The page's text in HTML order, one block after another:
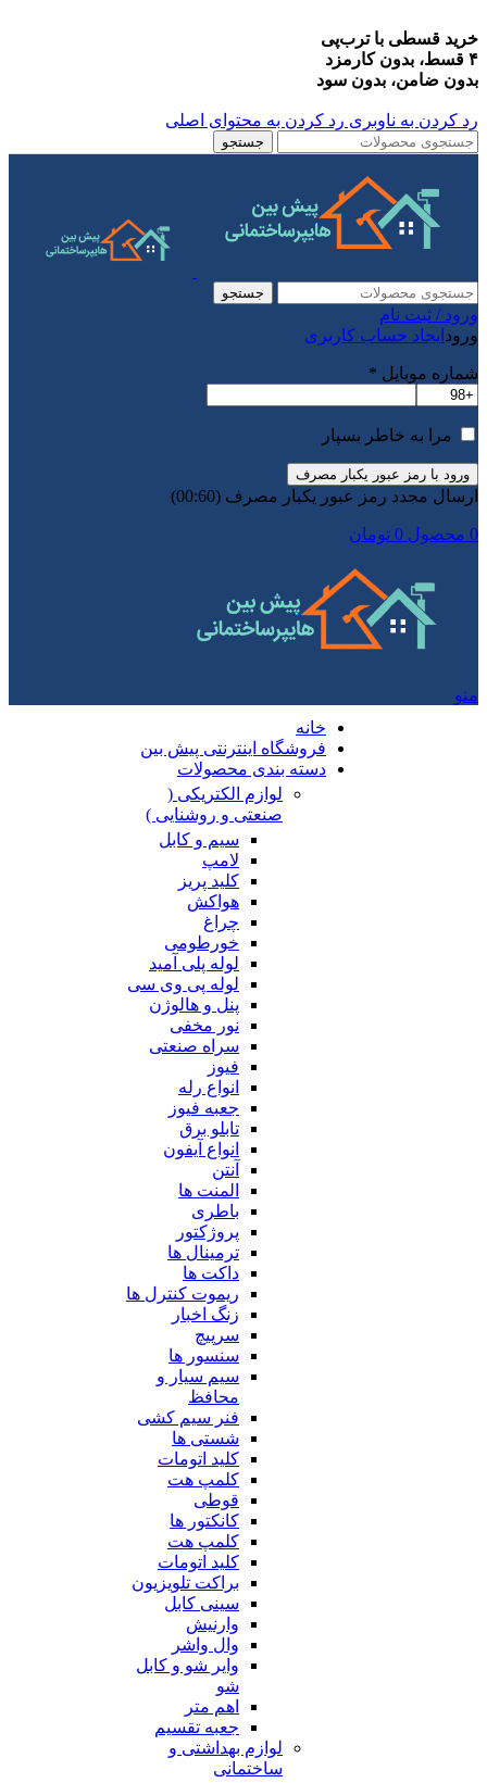
خرید قسطی با ترب‌پی
۴ قسط، بدون کارمزد
بدون ضامن، بدون سود
رد کردن به ناوبری رد کردن به محتوای اصلی
جستجو
جستجو
ورود / ثبت نام
ورود ایجاد حساب کاربری
شماره موبایل *
مرا به خاطر بسپار
ورود با رمز عبور یکبار مصرف
ارسال مجدد رمز عبور یکبار مصرف (00:
60
)
0 محصول 0 تومان
منو
خانه
فروشگاه اینترنتی پیش بین
دسته بندی محصولات
لوازم الکتریکی (
صنعتی و روشنایی )
سیم و کابل
لامپ
کلید پریز
هواکش
چراغ
خورطومی
لوله پلی آمید
لوله پی وی سی
پنل و هالوژن
نور مخفی
سراه صنعتی
فیوز
انواع رله
جعبه فیوز
تابلو برق
انواع آیفون
آنتن
المنت ها
باطری
پروژکتور
ترمینال ها
داکت ها
ریموت کنترل ها
زنگ اخبار
سرپیچ
سنسور ها
سیم سیار و
محافظ
فنر سیم کشی
شستی ها
کلید اتومات
کلمپ هت
قوطی
کانکتور ها
کلمپ هت
کلید اتومات
براکت تلویزیون
سینی کابل
وارنیش
وال واشر
وایر شو و کابل
شو
اهم متر
جعبه تقسیم
لوازم بهداشتی و
ساختمانی